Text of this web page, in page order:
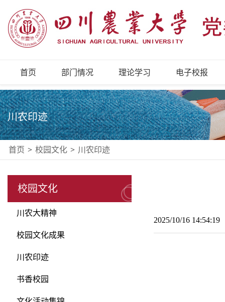
首页 部门情况 理论学习 电子校报
川农印迹
首页 > 校园文化 > 川农印迹
校园文化
川农大精神
校园文化成果
川农印迹
书香校园
2025/10/16